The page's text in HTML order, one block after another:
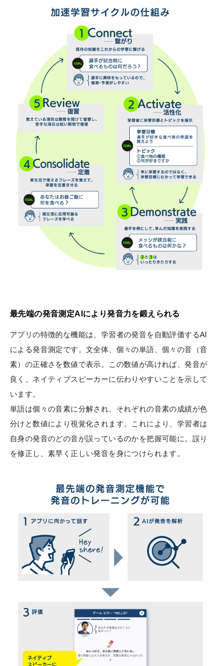
最先端の発音測定AIにより発音力を鍛えられる
アプリの特徴的な機能は、学習者の発音を自動評価するAI
による発音測定です。文全体、個々の単語、個々の音（音
素）の正確さを数値で表示。この数値が高ければ、発音が
良く、ネイティブスピーカーに伝わりやすいことを示して
います。
単語は個々の音素に分解され、それぞれの音素の成績が色
分けと数値により視覚化されます。これにより、学習者は
自身の発音のどの音が誤っているのかを把握可能に。誤り
を修正し、素早く正しい発音を身につけられます。